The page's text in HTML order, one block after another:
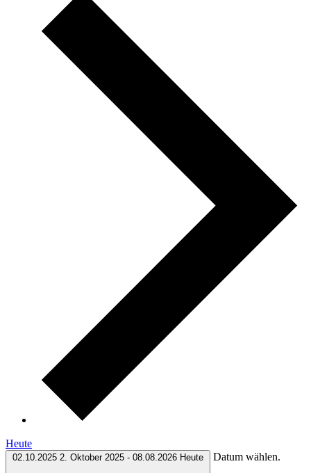
Heute
02.10.2025 2. Oktober 2025 - 08.08.2026 Heute Datum wählen.